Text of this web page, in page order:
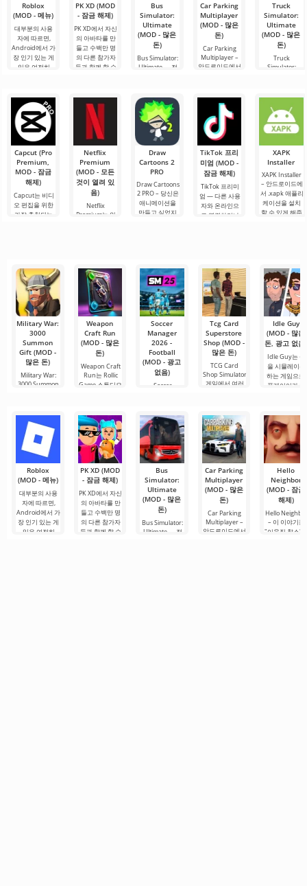
Roblox
(MOD - 메뉴)
대부분의 사용
자에 따르면,
Android에서 가
장 인기 있는 게
임은 여전히
무한한 가능성
으로 주목받으
며, 사용자들을.
PK XD (MOD
- 잠금 해제)
PK XD에서 자신
의 아바타를 만
들고 수백만 명
의 다른 참가자
들과 함께 할 수
간단한 게임 플
레이로 인해 모
든 연령대의 사
람들이 즐길 수
있으며, 온
Bus
Simulator:
Ultimate
(MOD - 많은
돈)
Bus Simulator:
Ultimate — 전
무한한 가능성
을 제공하는 화
려하고 흥미로
운 안드로이드
게임입니다. 흥
미진진한 모험
과 현실적인 도
시.
Car Parking
Multiplayer
(MOD - 많은
돈)
Car Parking
Multiplayer –
안드로이드에서
소를 사용하여
운전자의 역할
을 맡게 됩니다.
총 86개의 다양
한 레벨이
Truck
Simulator:
Ultimate
(MOD - 많은
돈)
Truck
Simulator:
비즈니스 요소
의 성공적인 결
합을 안드로이
드에서 제공합
사용자에게 화
물 트럭
Capcut (Pro
Premium,
MOD - 잠금
해제)
Capcut는 비디
오 편집을 위한
가장 추천되는
장합니다. 많은
사용자에게 무
료 버전은 모든
편집 요구를
Netflix
Premium
(MOD - 모든
것이 열려 있
음)
Netflix
Premium는 안
있는 서비스 중
하나입니다. 이
곳에는 최신 미
디어 제품뿐만
아니라
Draw
Cartoons 2
PRO
Draw Cartoons
2 PRO – 당신은
애니메이션을
만들고 싶었지
에 달려 있습니
다. 복잡한
TikTok 프리
미엄 (MOD -
잠금 해제)
TikTok 프리미
엄 — 다른 사용
자와 온라인으
로 연결하거나
루를 시작하거
나 힘든 하루를.
XAPK
Installer
XAPK Installer
– 안드로이드에
서 .xapk 애플리
케이션을 설치
할 수 있게 해줍
시작할 수
Military War:
3000
Summon
Gift (MOD -
많은 돈)
Military War:
3000 Summon
Weapon
Craft Run
(MOD - 많은
돈)
Weapon Craft
Run는 Rollic
Game 스튜디오
Soccer
Manager
2026 -
Football
(MOD - 광고
없음)
Soccer
로 축구 세계에
Tcg Card
Superstore
Shop (MOD -
많은 돈)
TCG Card
Shop Simulator
게임에서 여러
Idle Guy
(MOD - 많은
돈, 광고 없음)
Idle Guy는 삶
을 시뮬레이션
하는 게임으로,
플레이어가 많
Roblox
(MOD - 메뉴)
대부분의 사용
자에 따르면,
Android에서 가
장 인기 있는 게
임은 여전히
PK XD (MOD
- 잠금 해제)
PK XD에서 자신
의 아바타를 만
들고 수백만 명
의 다른 참가자
들과 함께 할 수
Bus
Simulator:
Ultimate
(MOD - 많은
돈)
Bus Simulator:
Ultimate — 전
Car Parking
Multiplayer
(MOD - 많은
돈)
Car Parking
Multiplayer –
안드로이드에서
Hello
Neighbor
(MOD - 잠금
해제)
Hello
– 이 이야기는
"이웃집 찰스"